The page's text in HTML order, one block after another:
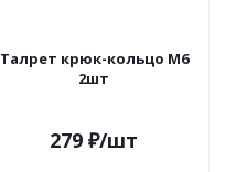
Талрет крюк-кольцо М6
2шт
279 ₽/шт